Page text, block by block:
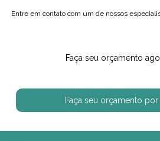
Entre em contato com um de nossos
Faça seu orçamento
Faça seu orçamento